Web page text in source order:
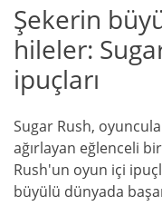
Şekerin
hileler:
ipuçları
Sugar Rush,
ağırlayan eğlenceli
Rush'un oyun içi
büyülü dünyada